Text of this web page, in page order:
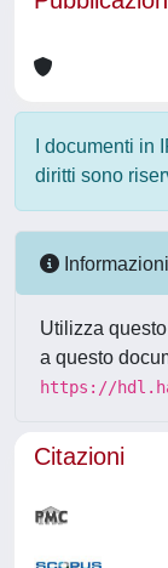
I documenti in
diritti sono
Informazioni
Utilizza
a questo
https://
Citazioni